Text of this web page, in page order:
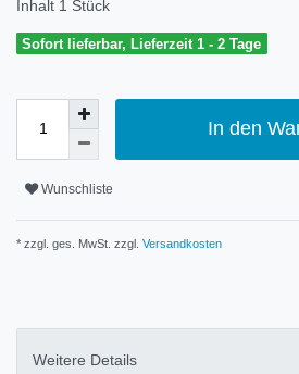
Inhalt 1 Stück
Sofort lieferbar, Lieferzeit 1 - 2 Tage
In den
Wunschliste
* zzgl. ges. MwSt. zzgl. Versandkosten
Weitere Details